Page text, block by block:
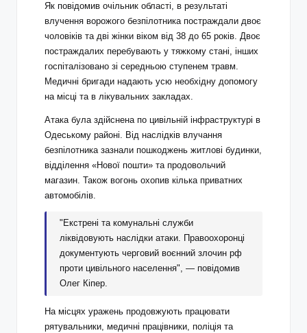
Як повідомив очільник області, в результаті
влучення ворожого безпілотника постраждали двоє
чоловіків та дві жінки віком від 38 до 65 років. Двоє
постраждалих перебувають у тяжкому стані, інших
госпіталізовано зі середньою ступенем травм.
Медичні бригади надають усю необхідну допомогу
на місці та в лікувальних закладах.
Атака була здійснена по цивільній інфраструктурі в
Одеському районі. Від наслідків влучання
безпілотника зазнали пошкоджень житлові будинки,
відділення «Нової пошти» та продовольчий
магазин. Також вогонь охопив кілька приватних
автомобілів.
"Екстрені та комунальні служби
ліквідовують наслідки атаки. Правоохоронці
документують черговий воєнний злочин рф
проти цивільного населення", — повідомив
Олег Кіпер.
На місцях уражень продовжують працювати
рятувальники, медичні працівники, поліція та